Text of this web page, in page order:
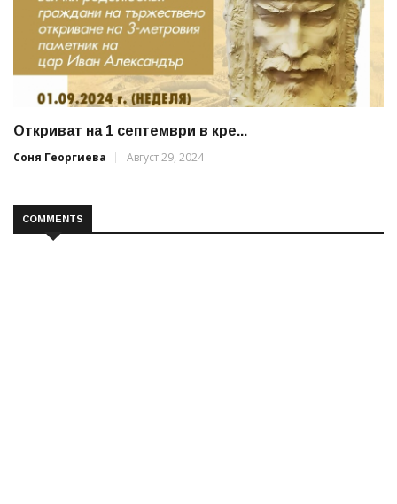
Откриват на 1 септември в кре...
Соня Георгиева
Август 29, 2024
COMMENTS